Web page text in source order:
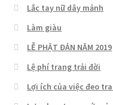
Lắc tay nữ dây mảnh
Làm giàu
LỄ PHẬT ĐẢN NĂM 2019
Lệ phí trang trải đời
Lợi ích của việc đeo